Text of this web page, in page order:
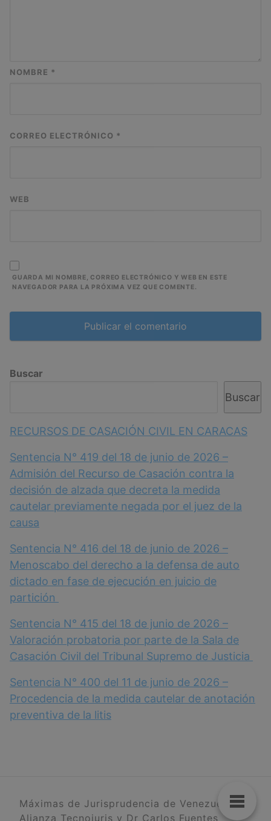
NOMBRE *
CORREO ELECTRÓNICO *
WEB
GUARDA MI NOMBRE, CORREO ELECTRÓNICO Y WEB EN ESTE
NAVEGADOR PARA LA PRÓXIMA VEZ QUE COMENTE.
Buscar
Buscar
RECURSOS DE CASACIÓN CIVIL EN CARACAS
Sentencia N° 419 del 18 de junio de 2026 –
Admisión del Recurso de Casación contra la
decisión de alzada que decreta la medida
cautelar previamente negada por el juez de la
causa
Sentencia N° 416 del 18 de junio de 2026 –
Menoscabo del derecho a la defensa de auto
dictado en fase de ejecución en juicio de
partición
Sentencia N° 415 del 18 de junio de 2026 –
Valoración probatoria por parte de la Sala de
Casación Civil del Tribunal Supremo de Justicia
Sentencia N° 400 del 11 de junio de 2026 –
Procedencia de la medida cautelar de anotación
preventiva de la litis
Máximas de Jurisprudencia de Venezuela
Alianza Tecnoiuris y Dr Carlos Fuentes